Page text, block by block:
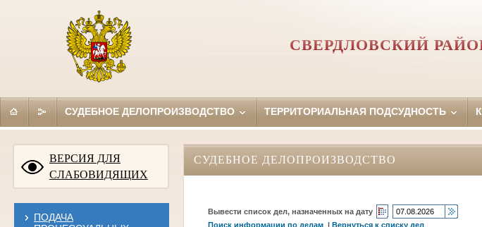
СВЕРДЛОВСКИЙ
СУДЕБНОЕ ДЕЛОПРОИЗВОДСТВО ТЕРРИТОРИАЛЬНАЯ ПОДСУДНОСТЬ
ВЕРСИЯ ДЛЯ
СЛАБОВИДЯЩИХ
ПОДАЧА
СУДЕБНОЕ ДЕЛОПРОИЗВОДСТВО
Вывести список дел, назначенных на дату
Поиск информации по делам |Вернуться к списку дел